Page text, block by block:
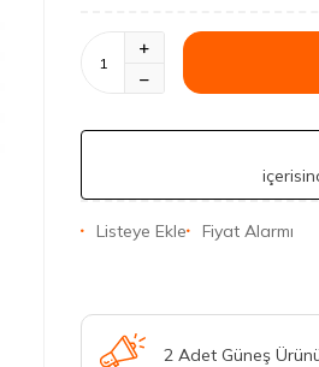
Listeye Ekle Fiyat Alarmı
2 Adet Güneş